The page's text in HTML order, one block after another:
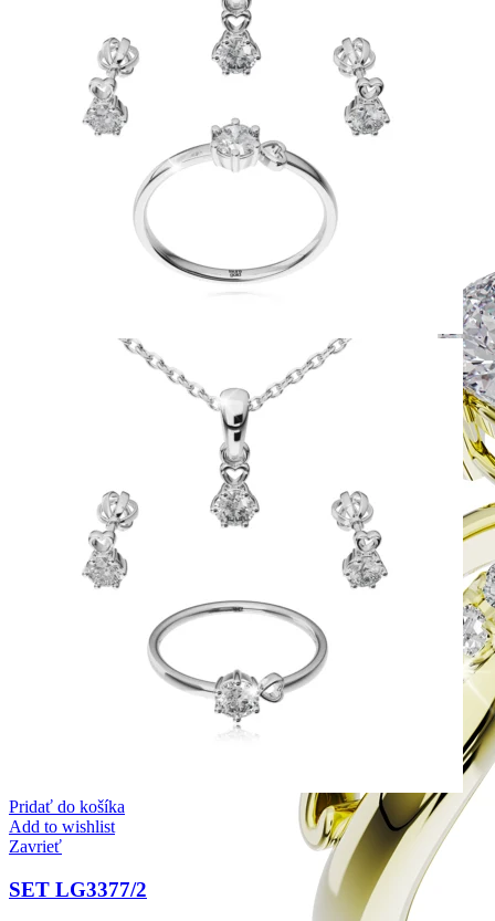
Simple Collection
Zásnubné prstne z kolekcie Simple.
Pridať do košíka
Add to wishlist
Zavrieť
SET LG3377/2